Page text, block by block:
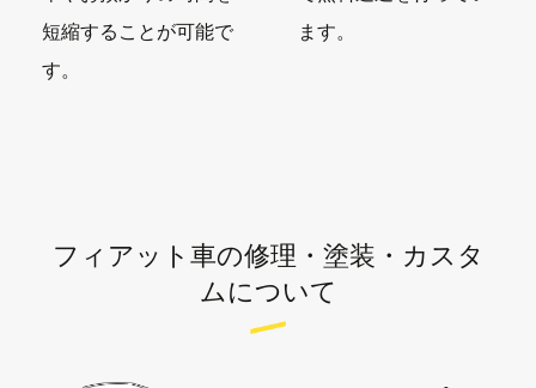
短縮することが可能で
す。
ます。
フィアット車の修理・塗装・カスタ
ムについて